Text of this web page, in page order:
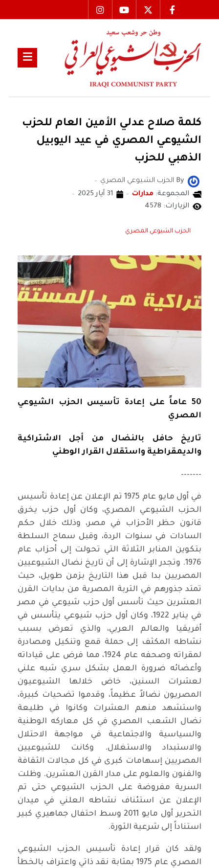
كلمة صلاح عدلي الأمين العام للحزب
الشيوعي المصري في عيد اليوبيل
الذهبي للحزب
By الحزب الشيوعي المصري
المجموعة: مدارات
31 أيار 2025
الزيارات: 4578
الحزب الشيوعي المصري
50 عاماً على إعادة تأسيس الحزب الشيوعي
المصري
تاريخ حافل بالنضال من أجل الاشتراكية
والديمقراطية واستقلال القرار الوطني
-------
في أول مايو عام 1975 تم الإعلان عن إعادة تأسيس
الحزب الشيوعي المصري، وكان أول حزب يخرق
قانون حظر الأحزاب في مصر، وذلك خلال حكم
السادات في سنوات الردة، وقبل سماح السلطة
بتكوين المنابر الثلاثة التي تحولت إلى أحزاب عام
1976. وتجدر الإشارة إلى أن تاريخ نضال الشيوعيين
المصريين بدا قبل هذا التاريخ بزمن طويل، حيث
تمتد جذورهم في التربة المصرية من بدايات القرن
العشرين حيث تأسس أول حزب شيوعي في مصر
في يناير 1922، وكان أول حزب شيوعي يتأسس في
أفريقيا والعالم العربي، والذي تعرض بسبب
نشاطه المكثف إلى حملة قمع وتنكيل ومصادرة
لمقراته وصحفه عام 1924، مما فرض على قياداته
وأعضائه ضرورة العمل بشكل سري شبه علني
لعشرات السنين، خاض خلالها الشيوعيون
المصريون نضالاً عظيماً، وقدموا تضحيات كبيرة،
واستشهد منهم العشرات وكانوا في طليعة
نضال الشعب المصري في كل معاركه الوطنية
والسياسية والاجتماعية في مواجهة الاحتلال
والاستبداد والاستغلال. وكانت للشيوعيين
المصريين إسهامات كبرى في كل مجالات الثقافة
والفنون والعلوم على مدار القرن العشرين. وظلت
السرية مفروضة على الحزب الشيوعي حتى تم
الإعلان عن استئناف نشاطه العلني في ميدان
التحرير أول مايو 2011 وسط احتفال جماهيري كبير
استناداً إلى شرعية الثورة.
ولقد كان قرار إعادة تأسيس الحزب الشيوعي
المصري عام 1975 بمثابة نقد ذاتي واعتراف بالخطأ